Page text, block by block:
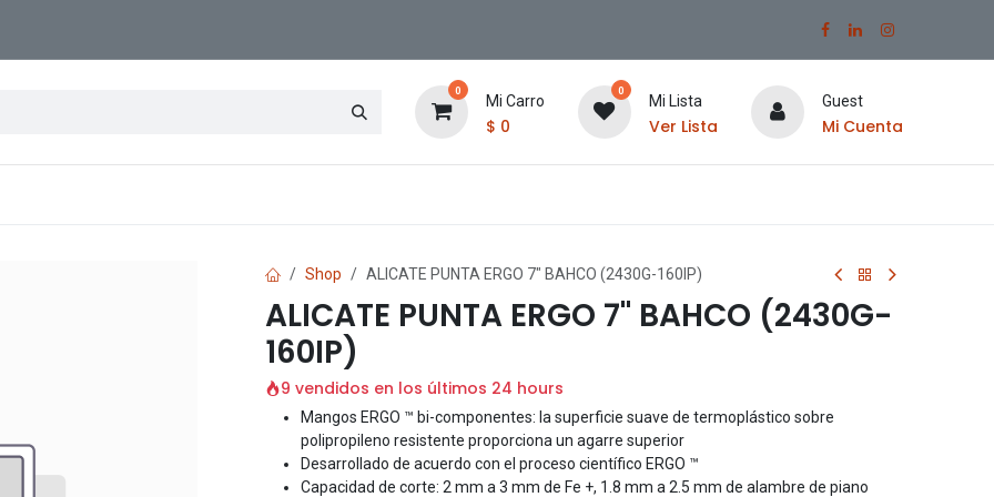
0
Mi Carro
$ 0
0
Mi Lista
Ver Lista
Guest
Mi Cuenta
Shop ALICATE PUNTA ERGO 7" BAHCO (2430G-160IP)
ALICATE PUNTA ERGO 7" BAHCO (2430G-
160IP)
9 vendidos en los últimos 24 hours
Mangos ERGO ™ bi-componentes: la superficie suave de termoplástico sobre
polipropileno resistente proporciona un agarre superior
Desarrollado de acuerdo con el proceso científico ERGO ™
Capacidad de corte: 2 mm a 3 mm de Fe +, 1.8 mm a 2.5 mm de alambre de piano